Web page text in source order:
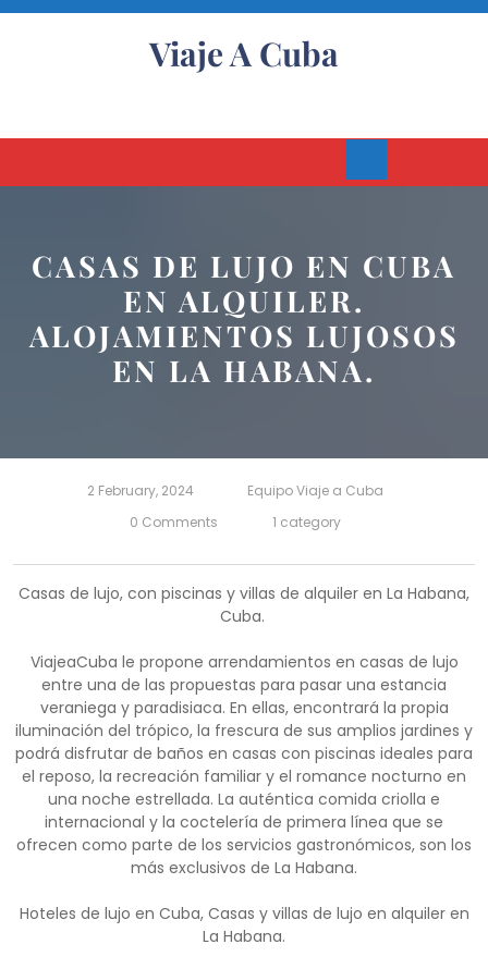
Skip
Viaje A Cuba
Open
CASAS DE LUJO EN CUBA
EN ALQUILER.
ALOJAMIENTOS LUJOSOS
EN LA HABANA.
2 February, 2024
Equipo Viaje a Cuba
0 Comments
1 category
Casas de lujo, con piscinas y villas de alquiler en La Habana,
Cuba.
ViajeaCuba le propone arrendamientos en casas de lujo
entre una de las propuestas para pasar una estancia
veraniega y paradisiaca. En ellas, encontrará la propia
iluminación del trópico, la frescura de sus amplios jardines y
podrá disfrutar de baños en casas con piscinas ideales para
el reposo, la recreación familiar y el romance nocturno en
una noche estrellada. La auténtica comida criolla e
internacional y la coctelería de primera línea que se
ofrecen como parte de los servicios gastronómicos, son los
más exclusivos de La Habana.
Hoteles de lujo en Cuba, Casas y villas de lujo en alquiler en
La Habana.